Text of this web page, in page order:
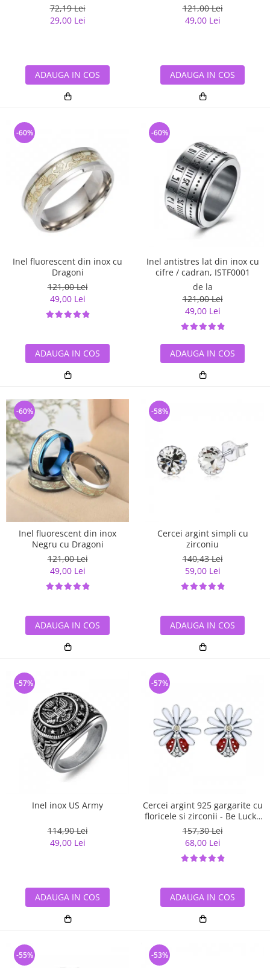
72,19 Lei
29,00 Lei
ADAUGA IN COS
121,00 Lei
49,00 Lei
ADAUGA IN COS
Inel fluorescent din inox cu
Dragoni
121,00 Lei
49,00 Lei
-60%
ADAUGA IN COS
Inel antistres lat din inox cu
cifre / cadran, ISTF0001
de la
121,00 Lei
49,00 Lei
-60%
ADAUGA IN COS
Inel fluorescent din inox
Negru cu Dragoni
121,00 Lei
49,00 Lei
-60%
ADAUGA IN COS
Cercei argint simpli cu
zirconiu
140,43 Lei
59,00 Lei
-58%
ADAUGA IN COS
Inel inox US Army
114,90 Lei
49,00 Lei
-57%
ADAUGA IN COS
Cercei argint 925 gargarite cu
floricele si zirconii - Be Lucky
EST0022
157,30 Lei
68,00 Lei
-57%
ADAUGA IN COS
-55% -53%